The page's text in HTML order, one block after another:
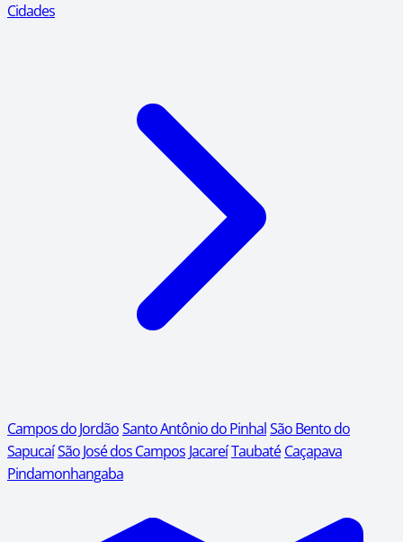
Cidades
Campos do JordãoSanto Antônio do PinhalSão Bento do
SapucaíSão José dos Campos JacareíTaubaté Caçapava
Pindamonhangaba